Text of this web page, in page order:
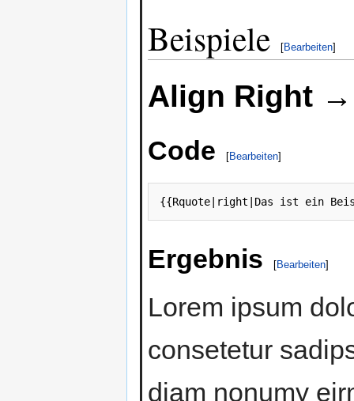
Beispiele [Bearbeiten]
Align Right →
Code [Bearbeiten]
{{Rquote|right|Das ist ein
Ergebnis [Bearbeiten]
Lorem ipsum
consetetur
diam nonumy